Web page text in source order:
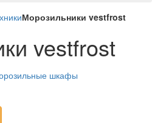
Морозильники vestfrost
vestfrost
шкафы